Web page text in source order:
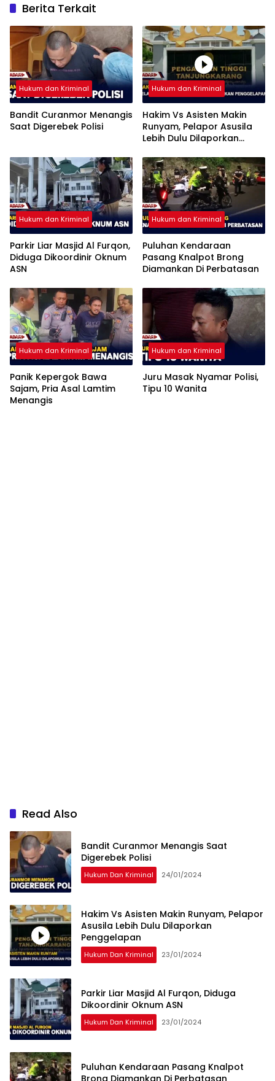
Berita Terkait
Hukum dan Kriminal
Bandit Curanmor Menangis
Saat Digerebek Polisi
Hukum dan Kriminal
Hakim Vs Asisten Makin
Runyam, Pelapor Asusila
Lebih Dulu Dilaporkan
Hukum dan Kriminal
Parkir Liar Masjid Al Furqon,
Diduga Dikoordinir Oknum
ASN
Hukum dan Kriminal
Puluhan Kendaraan
Pasang Knalpot Brong
Diamankan Di Perbatasan
Hukum dan Kriminal
Panik Kepergok Bawa
Sajam, Pria Asal Lamtim
Menangis
Hukum dan Kriminal
Juru Masak Nyamar Polisi,
Tipu 10 Wanita
Read Also
Bandit Curanmor Menangis Saat
Digerebek Polisi
Hukum Dan Kriminal 24/01/2024
Hakim Vs Asisten Makin Runyam, Pelapor
Asusila Lebih Dulu Dilaporkan
Penggelapan
Hukum Dan Kriminal 23/01/2024
Parkir Liar Masjid Al Furqon, Diduga
Dikoordinir Oknum ASN
Hukum Dan Kriminal 23/01/2024
Puluhan Kendaraan Pasang Knalpot